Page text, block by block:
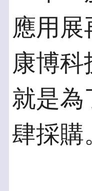
應用展
康博
就是為
肆採購